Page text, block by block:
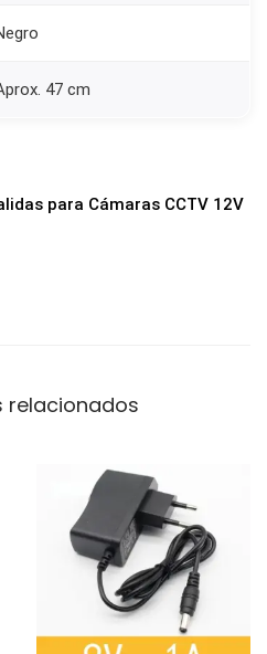
47 cm
para Cámaras CCTV 12V
relacionados